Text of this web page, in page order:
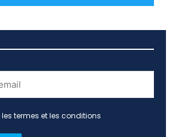
termes et les conditions